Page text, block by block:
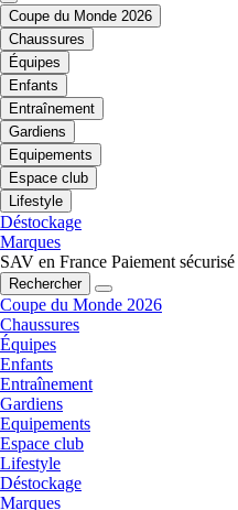
Coupe du Monde 2026
Chaussures
Équipes
Enfants
Entraînement
Gardiens
Equipements
Espace club
Lifestyle
Déstockage
Marques
SAV en France Paiement sécurisé
Rechercher
Coupe du Monde 2026
Chaussures
Équipes
Enfants
Entraînement
Gardiens
Equipements
Espace club
Lifestyle
Déstockage
Marques